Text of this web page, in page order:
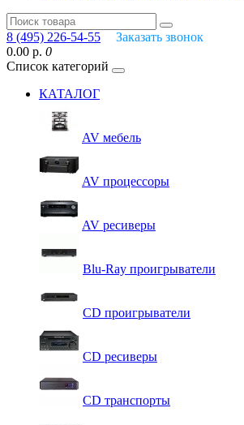
8 (495) 226-54-55
Заказать звонок
0.00 р. 0
Список категорий
КАТАЛОГ
AV мебель
AV процессоры
AV ресиверы
Blu-Ray проигрыватели
CD проигрыватели
CD ресиверы
CD транспорты